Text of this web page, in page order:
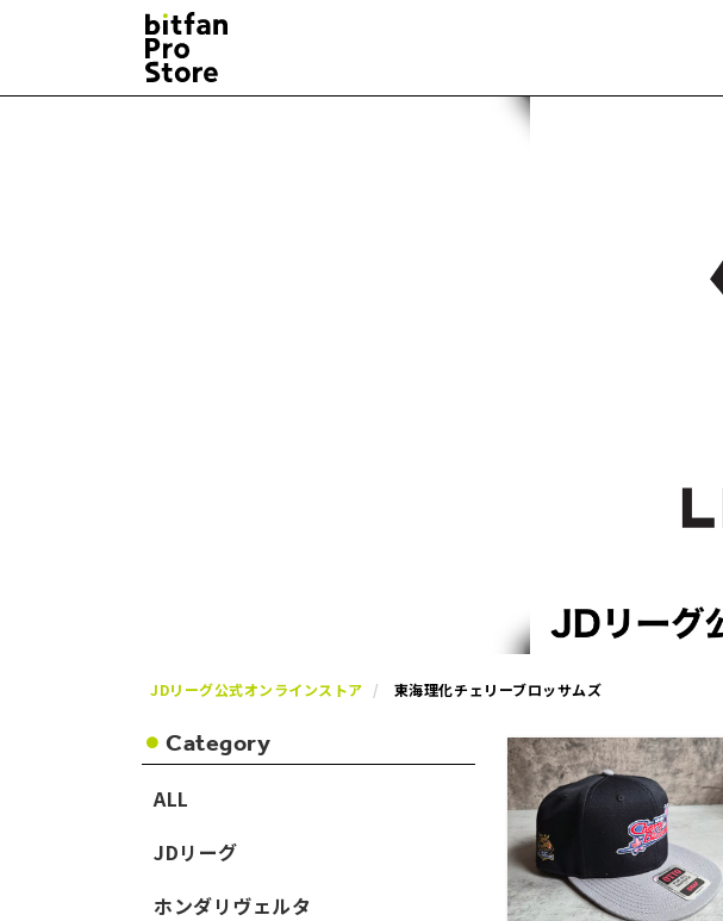
JDリーグ公式オンラインストア 東海理化チェリーブロッサムズ
Category
ALL
JDリーグ
ホンダリヴェルタ